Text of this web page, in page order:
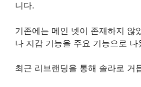
니다.
기존에는 메인 넷이 존재하지 않
나 지갑 기능을 주요 기능으로 나
최근 리브랜딩을 통해 솔라로 거